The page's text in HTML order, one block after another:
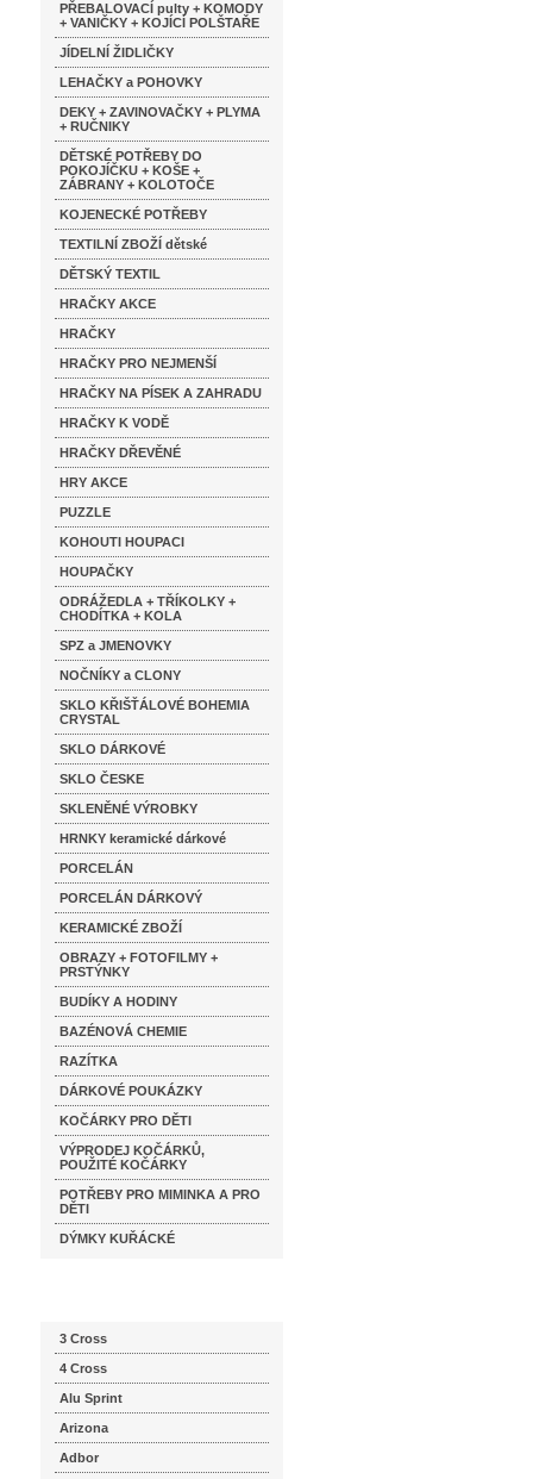
PŘEBALOVACÍ pulty + KOMODY
+ VANIČKY + KOJÍCÍ POLŠTAŘE
JÍDELNÍ ŽIDLIČKY
LEHAČKY a POHOVKY
DEKY + ZAVINOVAČKY + PLYMA
+ RUČNIKY
DĚTSKÉ POTŘEBY DO
POKOJÍČKU + KOŠE +
ZÁBRANY + KOLOTOČE
KOJENECKÉ POTŘEBY
TEXTILNÍ ZBOŽÍ dětské
DĚTSKÝ TEXTIL
HRAČKY AKCE
HRAČKY
HRAČKY PRO NEJMENŠÍ
HRAČKY NA PÍSEK A ZAHRADU
HRAČKY K VODĚ
HRAČKY DŘEVĚNÉ
HRY AKCE
PUZZLE
KOHOUTI HOUPACI
HOUPAČKY
ODRÁŽEDLA + TŘÍKOLKY +
CHODÍTKA + KOLA
SPZ a JMENOVKY
NOČNÍKY a CLONY
SKLO KŘIŠŤÁLOVÉ BOHEMIA
CRYSTAL
SKLO DÁRKOVÉ
SKLO ČESKE
SKLENĚNÉ VÝROBKY
HRNKY keramické dárkové
PORCELÁN
PORCELÁN DÁRKOVÝ
KERAMICKÉ ZBOŽÍ
OBRAZY + FOTOFILMY +
PRSTÝNKY
BUDÍKY A HODINY
BAZÉNOVÁ CHEMIE
RAZÍTKA
DÁRKOVÉ POUKÁZKY
KOČÁRKY PRO DĚTI
VÝPRODEJ KOČÁRKŮ,
POUŽITÉ KOČÁRKY
POTŘEBY PRO MIMINKA A PRO
DĚTI
DÝMKY KUŘÁCKÉ
3 Cross
4 Cross
Alu Sprint
Arizona
Adbor